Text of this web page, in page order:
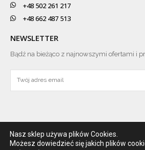
+48 502 261 217
+48 662 487 513
NEWSLETTER
Bądź na bieżąco z najnowszymi ofertami i
Darmowa wysyłka
Przy zamówieniu powyżej 300 zł
Łatwe zwroty
Prosto i szybko!
Nasz sklep używa plików Cookies.
Możesz dowiedzieć się jakich plików